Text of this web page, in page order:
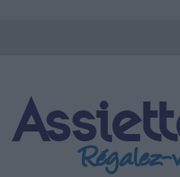
du 19 au 24 octobre 2026